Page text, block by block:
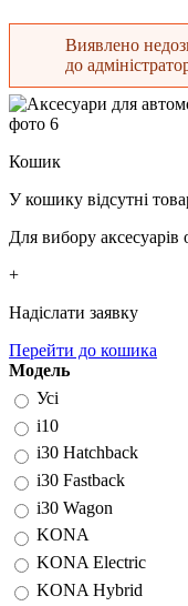
Виявлено
до
Кошик
У кошику відсутні
Для вибору
+
Надіслати заявку
Перейти до кошика
Модель
Усі
i10
i30 Hatchback
i30 Fastback
i30 Wagon
KONA
KONA Electric
KONA Hybrid